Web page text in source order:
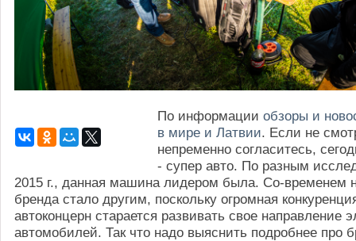
По информации обзоры и
в мире и Латвии. Если не
непременно согласитесь,
- супер авто. По разным
2015 г., данная машина лидером была. Со-временем
бренда стало другим, поскольку огромная
автоконцерн старается развивать свое направление
автомобилей. Так что надо выяснить подробнее про